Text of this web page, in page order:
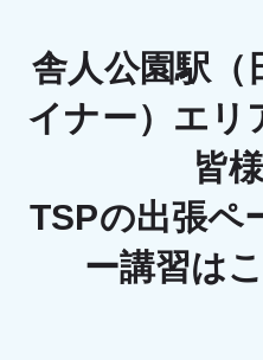
舎人公園駅（
イナー）エリ
皆
TSPの出張ペ
ー講習は